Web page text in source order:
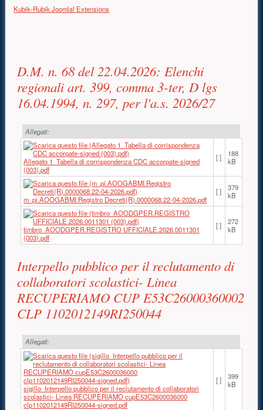
Kubik-Rubik Joomla! Extensions
D.M. n. 68 del 22.04.2026: Elenchi
regionali art. 399, comma 3-ter, D lgs
16.04.1994, n. 297, per l'a.s. 2026/27
Allegati:
Allegato 1_Tabella di corrispondenza CDC accorpate-signed
(003).pdf
[ ]
188
kB
m_pi.AOOGABMI.Registro Decreti(R).0000068.22-04-2026.pdf
[ ]
379
kB
timbro_AOODGPER.REGISTRO UFFICIALE.2026.0011301
(003).pdf
[ ]
272
kB
Interpello pubblico per il reclutamento di
collaboratori scolastici- Linea
RECUPERIAMO CUP E53C26000360002
CLP 1102012149RI250044
Allegati:
sigillo_Interpello pubblico per il reclutamento di collaboratori
scolastici- Linea RECUPERIAMO cupE53C2600036000
clp1102012149RI250044-signed.pdf
[ ]
399
kB